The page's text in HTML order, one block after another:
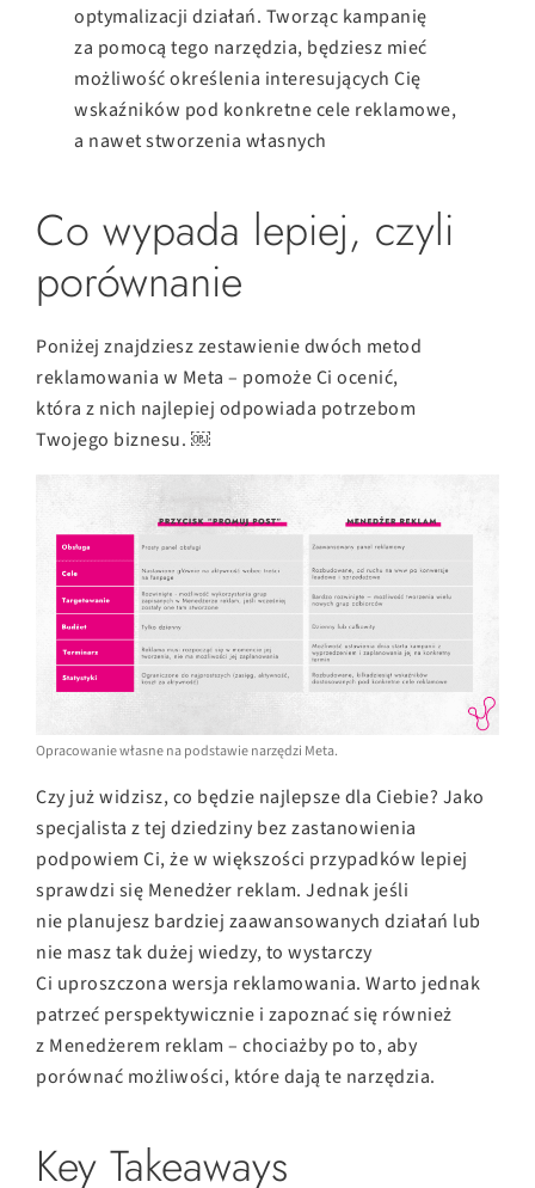
optymalizacji działań. Tworząc kampanię
za pomocą tego narzędzia, będziesz mieć
możliwość określenia interesujących Cię
wskaźników pod konkretne cele reklamowe,
a nawet stworzenia własnych
Co wypada lepiej, czyli
porównanie
Poniżej znajdziesz zestawienie dwóch metod
reklamowania w Meta – pomoże Ci ocenić,
która z nich najlepiej odpowiada potrzebom
Twojego biznesu. ￼
Opracowanie własne na podstawie narzędzi Meta.
Czy już widzisz, co będzie najlepsze dla Ciebie? Jako
specjalista z tej dziedziny bez zastanowienia
podpowiem Ci, że w większości przypadków lepiej
sprawdzi się Menedżer reklam. Jednak jeśli
nie planujesz bardziej zaawansowanych działań lub
nie masz tak dużej wiedzy, to wystarczy
Ci uproszczona wersja reklamowania. Warto jednak
patrzeć perspektywicznie i zapoznać się również
z Menedżerem reklam – chociażby po to, aby
porównać możliwości, które dają te narzędzia.
Key Takeaways